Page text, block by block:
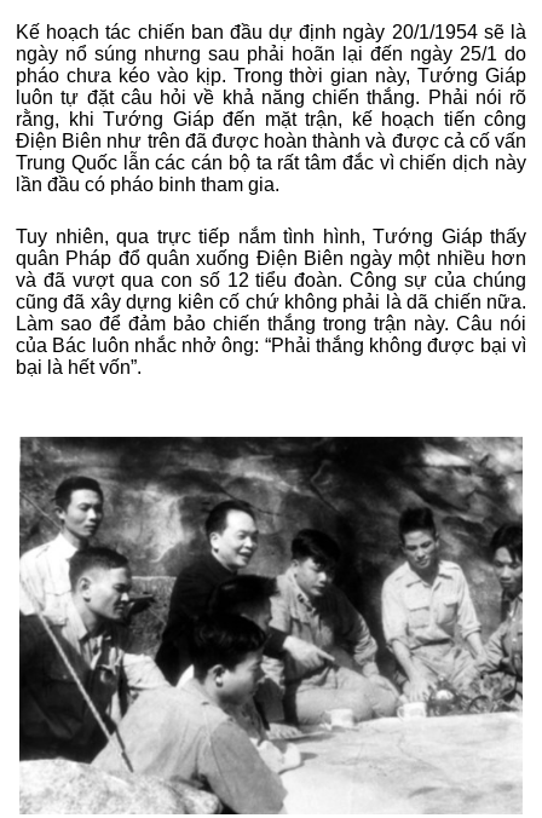
Kế hoạch tác chiến ban đầu dự định ngày 20/1/1954 sẽ là
ngày nổ súng nhưng sau phải hoãn lại đến ngày 25/1 do
pháo chưa kéo vào kịp. Trong thời gian này, Tướng Giáp
luôn tự đặt câu hỏi về khả năng chiến thắng. Phải nói rõ
rằng, khi Tướng Giáp đến mặt trận, kế hoạch tiến công
Điện Biên như trên đã được hoàn thành và được cả cố vấn
Trung Quốc lẫn các cán bộ ta rất tâm đắc vì chiến dịch này
lần đầu có pháo binh tham gia.
Tuy nhiên, qua trực tiếp nắm tình hình, Tướng Giáp thấy
quân Pháp đổ quân xuống Điện Biên ngày một nhiều hơn
và đã vượt qua con số 12 tiểu đoàn. Công sự của chúng
cũng đã xây dựng kiên cố chứ không phải là dã chiến nữa.
Làm sao để đảm bảo chiến thắng trong trận này. Câu nói
của Bác luôn nhắc nhở ông: “Phải thắng không được bại vì
bại là hết vốn”.